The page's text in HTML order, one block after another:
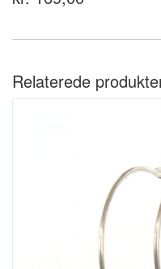
Relaterede